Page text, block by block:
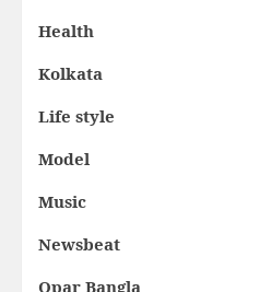
Health
Kolkata
Life style
Model
Music
Newsbeat
Opar Bangla